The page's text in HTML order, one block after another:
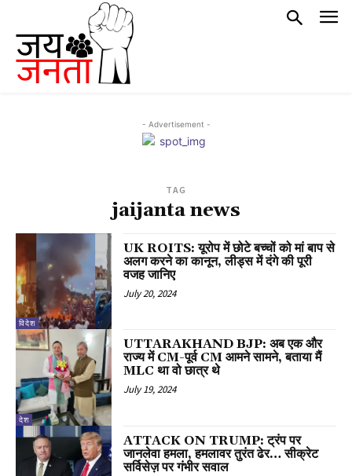
- Advertisement -
TAG
jaijanta news
विदेश
UK ROITS: यूरोप में छोटे बच्चों को मां बाप से
अलग करने का कानून, लीड्स में दंगे की पूरी
वजह जानिए
July 20, 2024
देश
UTTARAKHAND BJP: अब एक और
राज्य में CM-पूर्व CM आमने सामने, बताया मैं
MLC था वो छात्र थे
July 19, 2024
ATTACK ON TRUMP: ट्रंप पर
जानलेवा हमला, हमलावर तुरंत ढेर… सीक्रेट
सर्विसेज़ पर गंभीर सवाल